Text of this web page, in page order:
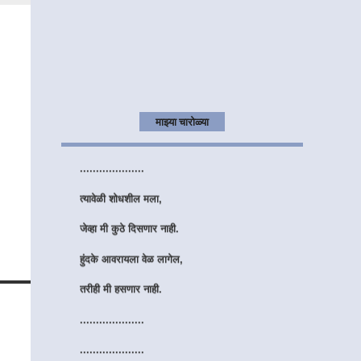
माझ्या चारोळ्या
....................
तरीही मी हसणार नाही.